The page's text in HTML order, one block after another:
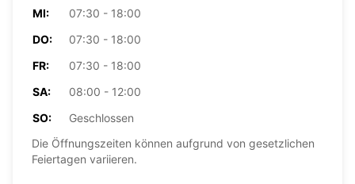
MI:
07:30 - 18:00
DO:
07:30 - 18:00
FR:
07:30 - 18:00
SA:
08:00 - 12:00
SO:
Geschlossen
Die Öffnungszeiten können aufgrund von gesetzlichen
Feiertagen variieren.